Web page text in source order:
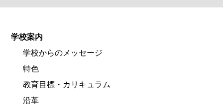
学校案内
学校からのメッセージ
特色
教育目標・カリキュラム
沿革